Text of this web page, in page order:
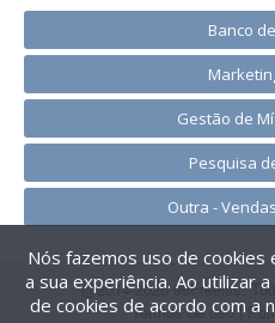
Banco
Gestão de
Pesquisa
Outra -
@2014-2026 99Freelas.
Termos de uso|
Nós fazemos uso de
a sua experiência. Ao utilizar
de cookies de acordo com a